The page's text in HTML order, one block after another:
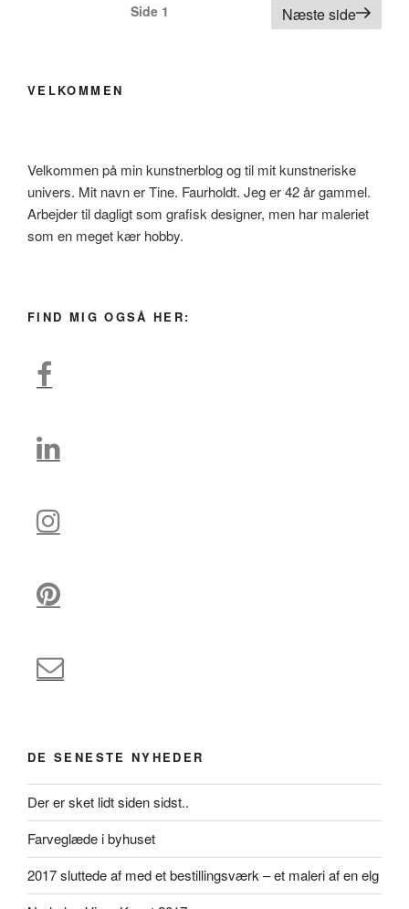
Side 1 Næste side
VELKOMMEN
Velkommen på min kunstnerblog og til mit kunstneriske
univers. Mit navn er Tine. Faurholdt. Jeg er 42 år gammel.
Arbejder til dagligt som grafisk designer, men har maleriet
som en meget kær hobby.
FIND MIG OGSÅ HER:
DE SENESTE NYHEDER
Der er sket lidt siden sidst..
Farveglæde i byhuset
2017 sluttede af med et bestillingsværk – et maleri af en elg